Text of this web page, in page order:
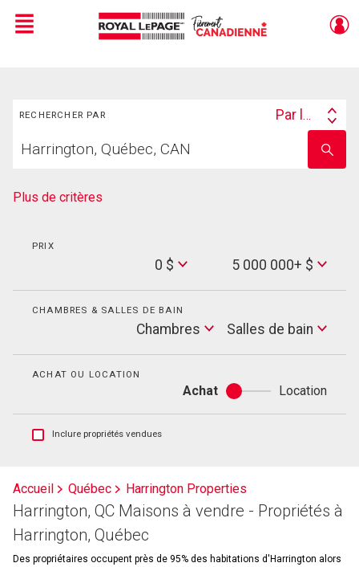
Live
En Direct
Menu
RECHERCHER PAR
Search
Par lieu
votre
nom
Plus de critères
PRIX
0 $
Max
Price
5 000 000+ $
CHAMBRES & SALLES DE BAIN
Chambres
Salles
de
Salles de bain
ACHAT OU LOCATION
Achat
Achat
ou
Location
Afficher
et
les
historiques
d'inscriptions
Inclure propriétés vendues
Accueil Québec Harrington Properties
Harrington, QC Maisons à vendre - Propriétés à
Harrington, Québec
Des propriétaires occupent près de 95% des habitations d'Harrington alors